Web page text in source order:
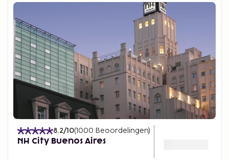
8.2/10(1000 Beoordelingen)
NH City Buenos Aires